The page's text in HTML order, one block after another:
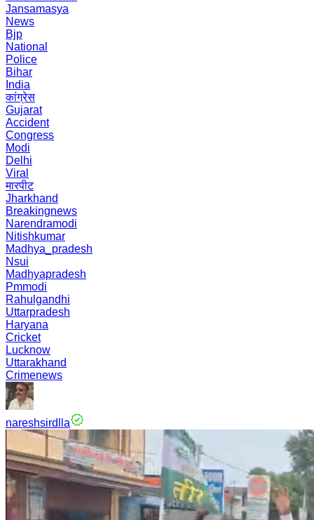
Jansamasya
News
Bjp
National
Police
Bihar
India
कांग्रेस
Gujarat
Accident
Congress
Modi
Delhi
Viral
मारपीट
Jharkhand
Breakingnews
Narendramodi
Nitishkumar
Madhya_pradesh
Nsui
Madhyapradesh
Pmmodi
Rahulgandhi
Uttarpradesh
Haryana
Cricket
Lucknow
Uttarakhand
Crimenews
nareshsirdlla